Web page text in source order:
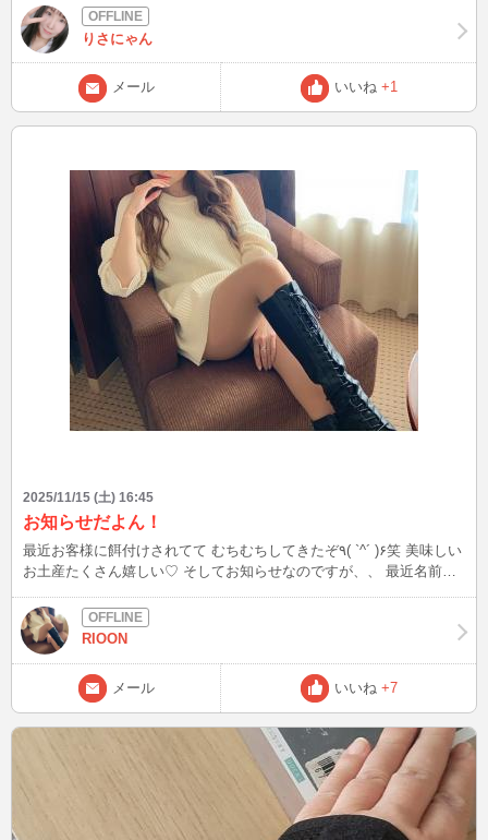
りさにゃん
メール いいね +1
2025/11/15 (土) 16:45
お知らせだよん！
最近お客様に餌付けされてて むちむちしてきたぞ٩( `^´ )۶笑 美味しい
お土産たくさん嬉しい♡ そしてお知らせなのですが、、 最近名前と
方に書いてあるので その日程を参考に見てくれたら嬉しいです- ̗̀( ˶'ᵕ'˶)
̖́- みんな体調気をつけてねー…I˙꒳​˙)
RIOON
メール いいね +7